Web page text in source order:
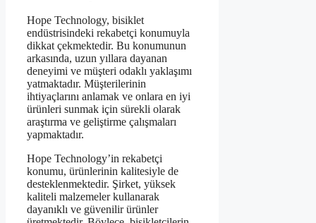
Hope Technology, bisiklet
endüstrisindeki rekabetçi konumuyla
dikkat çekmektedir. Bu konumunun
arkasında, uzun yıllara dayanan
deneyimi ve müşteri odaklı yaklaşımı
yatmaktadır. Müşterilerinin
ihtiyaçlarını anlamak ve onlara en iyi
ürünleri sunmak için sürekli olarak
araştırma ve geliştirme çalışmaları
yapmaktadır.
Hope Technology’in rekabetçi
konumu, ürünlerinin kalitesiyle de
desteklenmektedir. Şirket, yüksek
kaliteli malzemeler kullanarak
dayanıklı ve güvenilir ürünler